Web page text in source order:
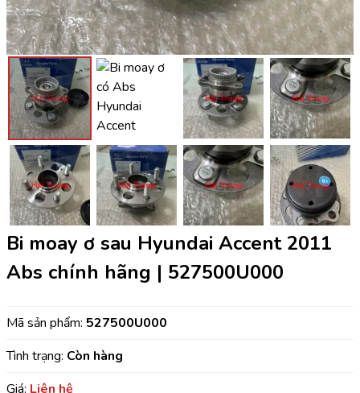
Bi moay ơ sau Hyundai Accent 2011
Abs chính hãng | 527500U000
Mã sản phẩm: 527500U000
Tình trạng: Còn hàng
Giá: Liên hệ